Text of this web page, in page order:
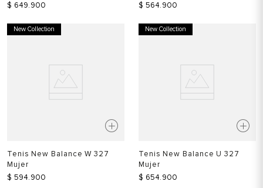
$ 649.900
$ 564.900
New Collection
Tenis New Balance W 327
Mujer
$ 594.900
New Collection
Tenis New Balance U 327
Mujer
$ 654.900